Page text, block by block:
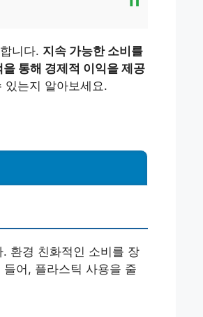
니다. 지속 가능한 소비를
통해 경제적 이익을 제공
있는지 알아보세요.
환경 친화적인 소비를 장
어, 플라스틱 사용을 줄